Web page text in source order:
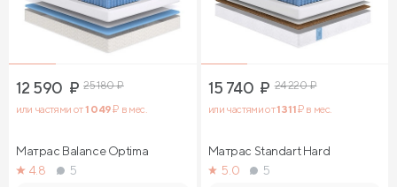
12 590 ₽ 25 180₽
или частями от1 049₽ в мес.
Матрас Balance Optima
4.8
5
15 740 ₽ 24 220₽
или частями от1 311₽ в мес.
Матрас Standart Hard
5.0
5